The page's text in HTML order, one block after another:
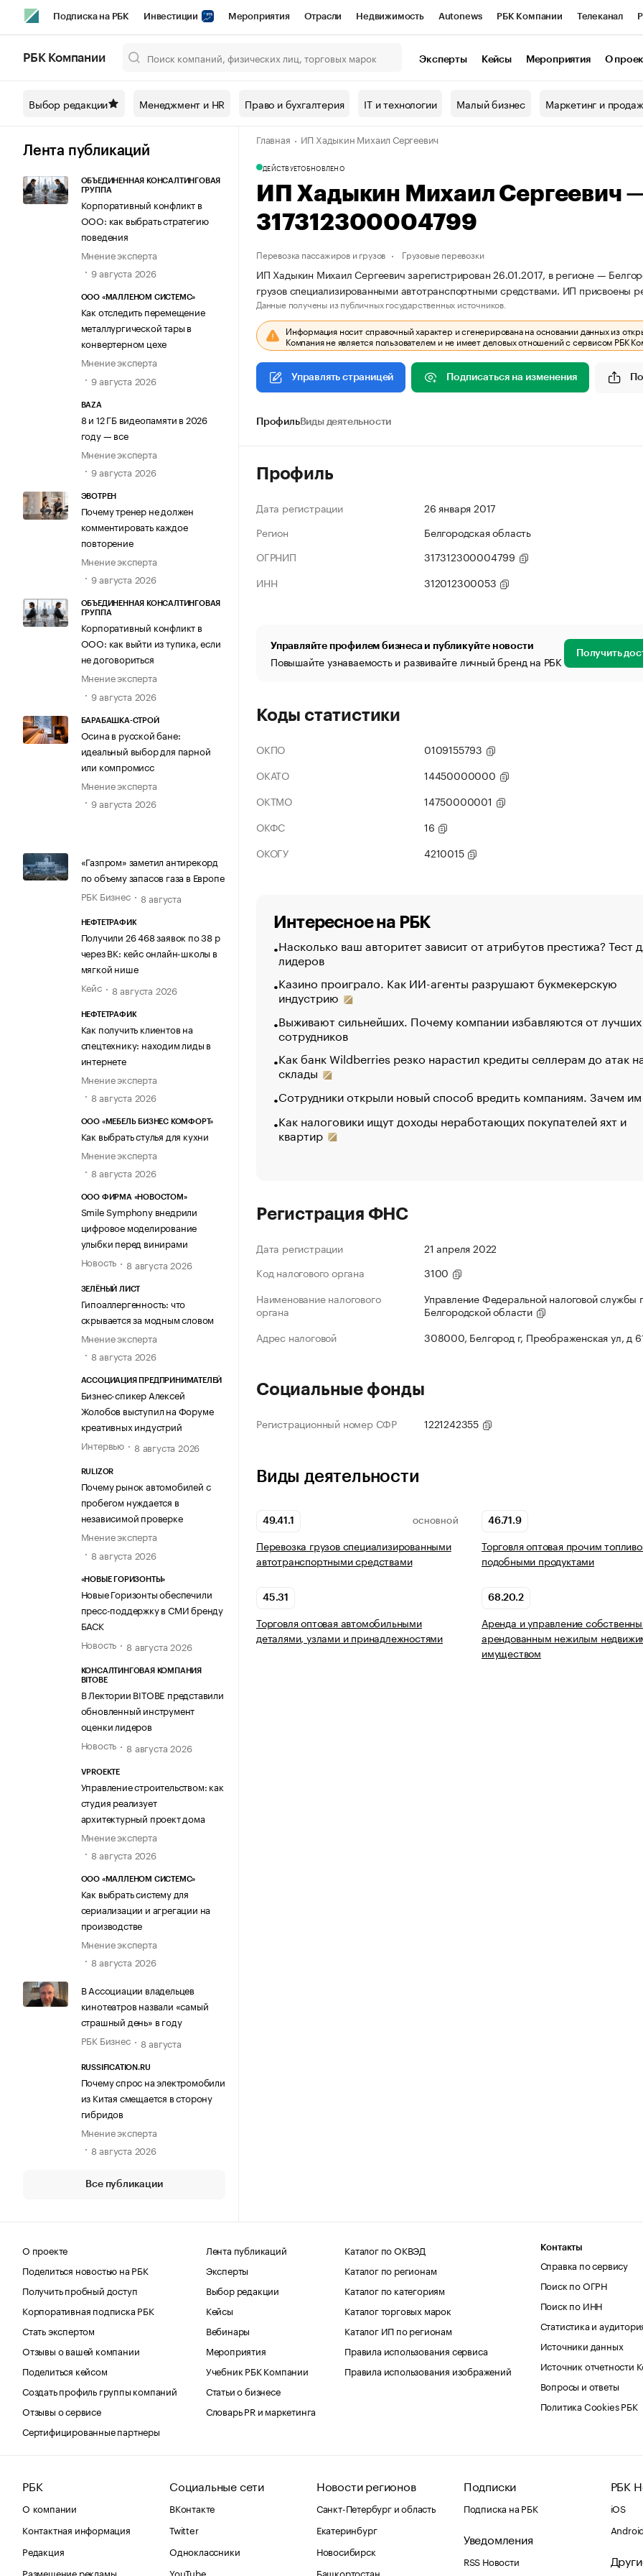
Подписка на РБК Инвестиции Мероприятия Отрасли Недвижимость Autonews РБК Компании Телеканал
Спецпроекты СПб Конференции СПб Спецпроекты Проверка контрагентов
Технологии и медиа Рынок наличной валюты
РБК Компании Эксперты Кейсы Мероприятия О
Выбор редакции Менеджмент и HR Право и бухгалтерия IT и технологии Малый бизнес Маркетинг и
Лента публикаций
ОБЪЕДИНЕННАЯ КОНСАЛТИНГОВАЯ
ГРУППА
Корпоративный конфликт в
ООО: как выбрать стратегию
поведения
Мнение эксперта
9 августа 2026
ООО «МАЛЛЕНОМ СИСТЕМС»
Как отследить перемещение
металлургической тары в
конвертерном цехе
Мнение эксперта
9 августа 2026
BAZA
8 и 12 ГБ видеопамяти в 2026
году — все
Мнение эксперта
9 августа 2026
ЭВОТРЕН
Почему тренер не должен
комментировать каждое
повторение
Мнение эксперта
9 августа 2026
ОБЪЕДИНЕННАЯ КОНСАЛТИНГОВАЯ
ГРУППА
Корпоративный конфликт в
ООО: как выйти из тупика, если
не договориться
Мнение эксперта
9 августа 2026
БАРАБАШКА-СТРОЙ
Осина в русской бане:
идеальный выбор для парной
или компромисс
Мнение эксперта
9 августа 2026
«Газпром» заметил антирекорд
по объему запасов газа в Европе
РБК Бизнес
8 августа
НЕФТЕТРАФИК
Получили 26 468 заявок по 38 р
через ВК: кейс онлайн-школы в
мягкой нише
Кейс
8 августа 2026
НЕФТЕТРАФИК
Как получить клиентов на
спецтехнику: находим лиды в
интернете
Мнение эксперта
8 августа 2026
ООО «МЕБЕЛЬ БИЗНЕС КОМФОРТ»
Как выбрать стулья для кухни
Мнение эксперта
8 августа 2026
ООО ФИРМА «НОВОСТОМ»
Smile Symphony внедрили
цифровое моделирование
улыбки перед винирами
Новость
8 августа 2026
ЗЕЛЁНЫЙ ЛИСТ
Гипоаллергенность: что
скрывается за модным словом
Мнение эксперта
8 августа 2026
АССОЦИАЦИЯ ПРЕДПРИНИМАТЕЛЕЙ
Бизнес-спикер Алексей
Жолобов выступил на Форуме
креативных индустрий
Интервью
8 августа 2026
RULIZOR
Почему рынок автомобилей с
пробегом нуждается в
независимой проверке
Мнение эксперта
8 августа 2026
«НОВЫЕ ГОРИЗОНТЫ»
Новые Горизонты обеспечили
пресс-поддержку в СМИ бренду
БАСК
Новость
8 августа 2026
КОНСАЛТИНГОВАЯ КОМПАНИЯ
BITOBE
В Лектории BITOBE представили
обновленный инструмент
оценки лидеров
Новость
8 августа 2026
VPROEKTE
Управление строительством: как
студия реализует
архитектурный проект дома
Мнение эксперта
8 августа 2026
ООО «МАЛЛЕНОМ СИСТЕМС»
Как выбрать систему для
сериализации и агрегации на
производстве
Мнение эксперта
8 августа 2026
В Ассоциации владельцев
кинотеатров назвали «самый
страшный день» в году
РБК Бизнес
8 августа
RUSSIFICATION.RU
Почему спрос на электромобили
из Китая смещается в сторону
гибридов
Мнение эксперта
8 августа 2026
Все публикации
Главная ИП Хадыкин Михаил Сергеевич
ДЕЙСТВУЕТОБНОВЛЕНО
ИП Хадыкин Михаил Сергеевич
317312300004799
Перевозка пассажиров и грузов Грузовые перевозки
ИП Хадыкин Михаил Сергеевич зарегистрирован 26.01.2017, в регионе —
грузов специализированными автотранспортными средствами. ИП
Данные получены из публичных государственных источников.
Информация носит справочный характер и сгенерирована на основании данных из
Компания не является пользователем и не имеет деловых отношений с сервисом РБК
Управлять страницей Подписаться на изменения
ПрофильВиды деятельности
Профиль
Дата регистрации
26 января 2017
Регион
Белгородская область
ОГРНИП
317312300004799
ИНН
312012300053
Управляйте профилем бизнеса и публикуйте новости
Повышайте узнаваемость и развивайте личный бренд на РБК Получить
Коды статистики
ОКПО
0109155793
ОКАТО
14450000000
ОКТМО
14750000001
ОКФС
16
ОКОГУ
4210015
Интересное на РБК
Насколько ваш авторитет зависит от атрибутов престижа? Тест
лидеров
Казино проиграло. Как ИИ-агенты разрушают букмекерскую
индустрию
Выживают сильнейших. Почему компании избавляются от лучших
сотрудников
Как банк Wildberries резко нарастил кредиты селлерам до атак
склады
Сотрудники открыли новый способ вредить компаниям. Зачем
Как налоговики ищут доходы неработающих покупателей яхт и
квартир
Регистрация ФНС
Дата регистрации
21 апреля 2022
Код налогового органа
3100
Наименование налогового
органа
Управление Федеральной налоговой службы
Белгородской области
Адрес налоговой
308000, Белгород г, Преображенская ул, д
Социальные фонды
Регистрационный номер СФР 1221242355
Виды деятельности
49.41.1 ОСНОВНОЙ
Перевозка грузов специализированными
автотранспортными средствами
46.71.9
Торговля оптовая прочим
подобными продуктами
45.31
Торговля оптовая автомобильными
деталями, узлами и принадлежностями
68.20.2
Аренда и управление
арендованным нежилым
имуществом
О проекте
Поделиться новостью на РБК
Получить пробный доступ
Корпоративная подписка РБК
Стать экспертом
Отзывы о вашей компании
Поделиться кейсом
Создать профиль группы компаний
Отзывы о сервисе
Сертифицированные партнеры
Лента публикаций
Эксперты
Выбор редакции
Кейсы
Вебинары
Мероприятия
Учебник РБК Компании
Статьи о бизнесе
Словарь PR и маркетинга
Каталог по ОКВЭД
Каталог по регионам
Каталог по категориям
Каталог торговых марок
Каталог ИП по регионам
Правила использования сервиса
Правила использования изображений
Контакты
Справка по сервису
Поиск по ОГРН
Поиск по ИНН
Статистика и
Источники данных
Источник отчетности
Вопросы и ответы
Политика Cookies РБК
РБК
О компании
Контактная информация
Редакция
Размещение рекламы
Социальные сети
ВКонтакте
Twitter
Одноклассники
YouTube
Новости регионов
Санкт-Петербург и область
Екатеринбург
Новосибирск
Башкортостан
Подписки
Подписка на РБК
Уведомления
RSS Новости
РБК
iOS